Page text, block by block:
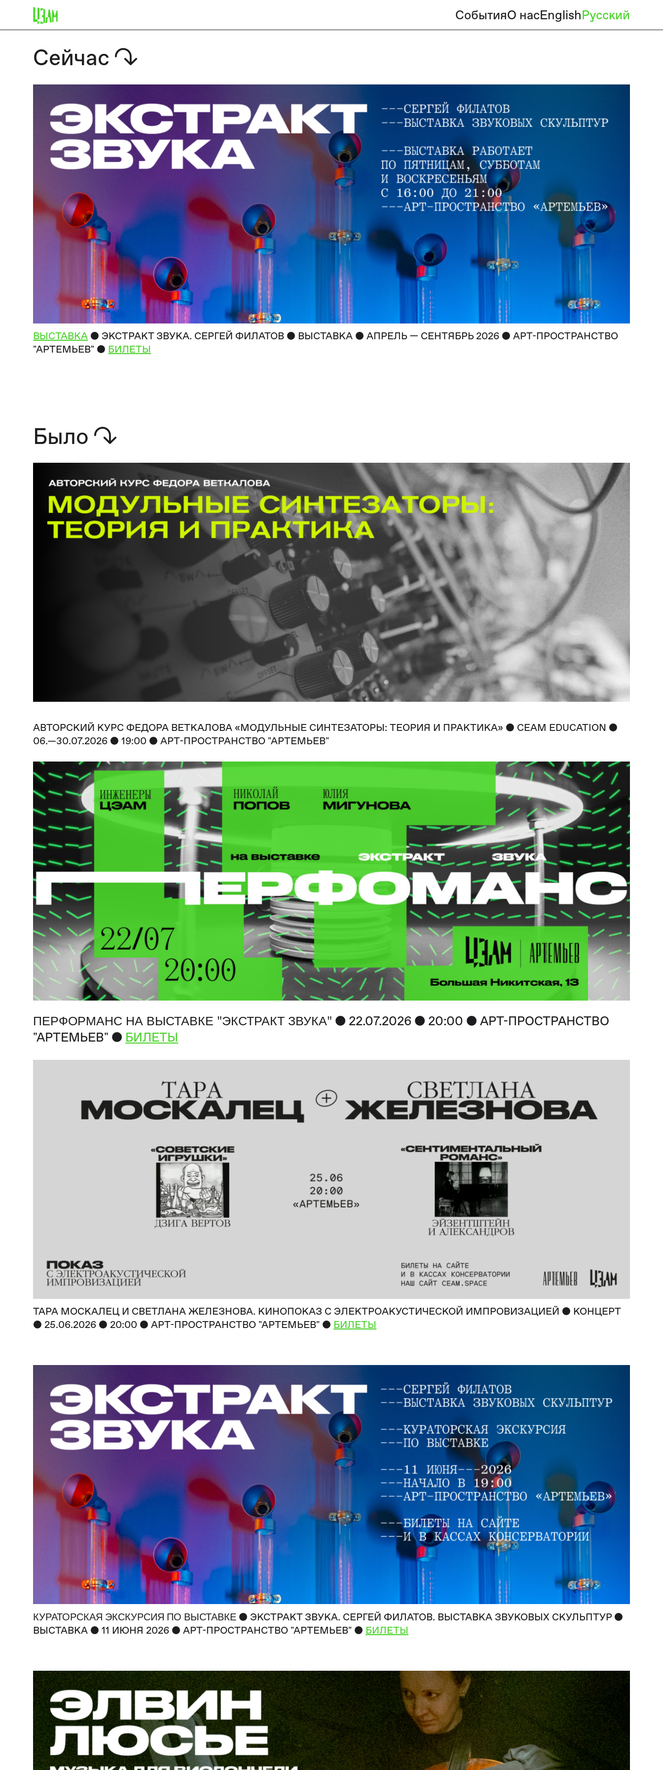
СобытияО насEnglishРусский
Сейчас↷
ВЫСТАВКА ● ЭКСТРАКТ ЗВУКА. СЕРГЕЙ ФИЛАТОВ ● ВЫСТАВКА ● АПРЕЛЬ — СЕНТЯБРЬ 2026 ● АРТ-ПРОСТРАНСТВО
"АРТЕМЬЕВ" ● БИЛЕТЫ
Было↷
АВТОРСКИЙ КУРС ФЕДОРА ВЕТКАЛОВА «МОДУЛЬНЫЕ СИНТЕЗАТОРЫ: ТЕОРИЯ И ПРАКТИКА» ● CEAM EDUCATION ●
06.—30.07.2026 ● 19:00 ● АРТ-ПРОСТРАНСТВО "АРТЕМЬЕВ"
ПЕРФОРМАНС НА ВЫСТАВКЕ "ЭКСТРАКТ ЗВУКА"● 22.07.2026 ● 20:00 ● АРТ-ПРОСТРАНСТВО
"АРТЕМЬЕВ" ● БИЛЕТЫ
ТАРА МОСКАЛЕЦ И СВЕТЛАНА ЖЕЛЕЗНОВА. КИНОПОКАЗ С ЭЛЕКТРОАКУСТИЧЕСКОЙ ИМПРОВИЗАЦИЕЙ ● КОНЦЕРТ
● 25.06.2026 ● 20:00 ● АРТ-ПРОСТРАНСТВО "АРТЕМЬЕВ" ● БИЛЕТЫ
КУРАТОРСКАЯ ЭКСКУРСИЯ ПО ВЫСТАВКЕ ● ЭКСТРАКТ ЗВУКА. СЕРГЕЙ ФИЛАТОВ. ВЫСТАВКА ЗВУКОВЫХ СКУЛЬПТУР ●
ВЫСТАВКА ● 11 ИЮНЯ 2026 ● АРТ-ПРОСТРАНСТВО "АРТЕМЬЕВ" ● БИЛЕТЫ